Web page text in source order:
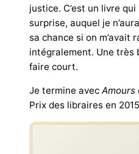
justice. C’est un livre qui
surprise, auquel je
sa chance si on m’avait
intégralement. Une très
faire court.
Je termine avec Amours
Prix des libraires en